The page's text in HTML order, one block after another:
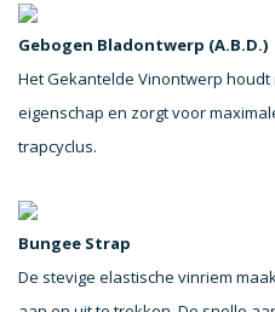
Gebogen Bladontwerp (A.B.D.)
Het Gekantelde Vinontwerp
eigenschap en zorgt voor
trapcyclus.
Bungee Strap
De stevige elastische vinriem